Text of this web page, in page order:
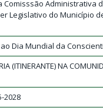
Comisssão Administrativa
Legislativo do Município
Dia Mundial da
(ITINERANTE) NA
2028